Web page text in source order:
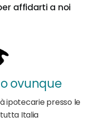
affidarti a noi
ovunque
ipotecarie presso le
Italia